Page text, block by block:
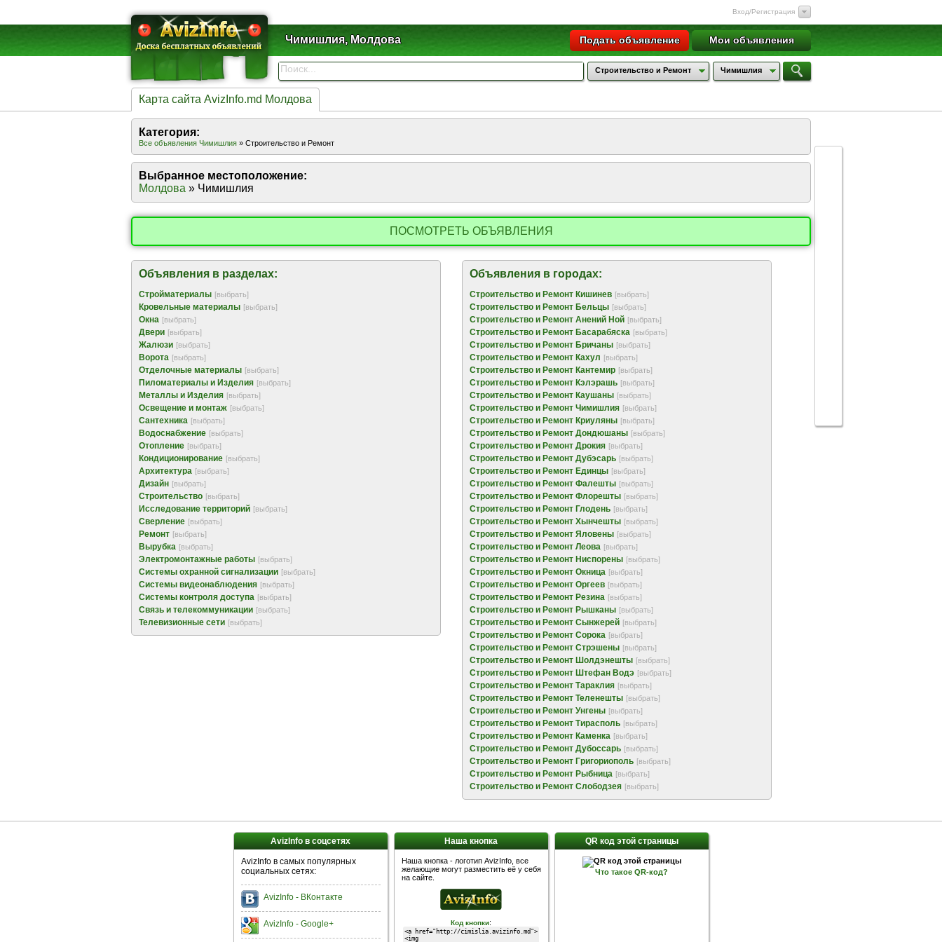
Вход/Регистрация
Чимишлия, Молдова Мои объявления
Подать объявление
Строительство и Ремонт Чимишлия
Карта сайта AvizInfo.md Молдова
Категория:
Все объявления Чимишлия » Строительство и Ремонт
Выбранное местоположение:
Молдова » Чимишлия
ПОСМОТРЕТЬ ОБЪЯВЛЕНИЯ
Объявления в разделах:
Стройматериалы [выбрать]
Кровельные материалы [выбрать]
Окна [выбрать]
Двери [выбрать]
Жалюзи [выбрать]
Ворота [выбрать]
Отделочные материалы [выбрать]
Пиломатериалы и Изделия [выбрать]
Металлы и Изделия [выбрать]
Освещение и монтаж [выбрать]
Сантехника [выбрать]
Водоснабжение [выбрать]
Отопление [выбрать]
Кондиционирование [выбрать]
Архитектура [выбрать]
Дизайн [выбрать]
Строительство [выбрать]
Исследование территорий [выбрать]
Сверление [выбрать]
Ремонт [выбрать]
Вырубка [выбрать]
Электромонтажные работы [выбрать]
Системы охранной сигнализации [выбрать]
Системы видеонаблюдения [выбрать]
Системы контроля доступа [выбрать]
Связь и телекоммуникации [выбрать]
Телевизионные сети [выбрать]
Объявления в городах:
Строительство и Ремонт Кишинев [выбрать]
Строительство и Ремонт Бельцы [выбрать]
Строительство и Ремонт Анений Ной [выбрать]
Строительство и Ремонт Басарабяска [выбрать]
Строительство и Ремонт Бричаны [выбрать]
Строительство и Ремонт Кахул [выбрать]
Строительство и Ремонт Кантемир [выбрать]
Строительство и Ремонт Кэлэрашь [выбрать]
Строительство и Ремонт Каушаны [выбрать]
Строительство и Ремонт Чимишлия [выбрать]
Строительство и Ремонт Криуляны [выбрать]
Строительство и Ремонт Дондюшаны [выбрать]
Строительство и Ремонт Дрокия [выбрать]
Строительство и Ремонт Дубэсарь [выбрать]
Строительство и Ремонт Единцы [выбрать]
Строительство и Ремонт Фалешты [выбрать]
Строительство и Ремонт Флорешты [выбрать]
Строительство и Ремонт Глодень [выбрать]
Строительство и Ремонт Хынчешты [выбрать]
Строительство и Ремонт Яловены [выбрать]
Строительство и Ремонт Леова [выбрать]
Строительство и Ремонт Ниспорены [выбрать]
Строительство и Ремонт Окница [выбрать]
Строительство и Ремонт Оргеев [выбрать]
Строительство и Ремонт Резина [выбрать]
Строительство и Ремонт Рышканы [выбрать]
Строительство и Ремонт Сынжерей [выбрать]
Строительство и Ремонт Сорока [выбрать]
Строительство и Ремонт Стрэшены [выбрать]
Строительство и Ремонт Шолдэнешты [выбрать]
Строительство и Ремонт Штефан Водэ [выбрать]
Строительство и Ремонт Тараклия [выбрать]
Строительство и Ремонт Теленешты [выбрать]
Строительство и Ремонт Унгены [выбрать]
Строительство и Ремонт Тирасполь [выбрать]
Строительство и Ремонт Каменка [выбрать]
Строительство и Ремонт Дубоссарь [выбрать]
Строительство и Ремонт Григориополь [выбрать]
Строительство и Ремонт Рыбница [выбрать]
Строительство и Ремонт Слободзея [выбрать]
AvizInfo в соцсетях
AvizInfo в самых популярных
социальных сетях:
AvizInfo - ВКонтакте
AvizInfo - Google+
Наша кнопка
Наша кнопка - логотип AvizInfo, все
желающие могут разместить её у себя
на сайте.
Код кнопки:
QR код этой страницы
Что такое QR-код?